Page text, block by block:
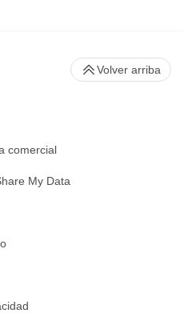
comercial
My Data
Volver arriba